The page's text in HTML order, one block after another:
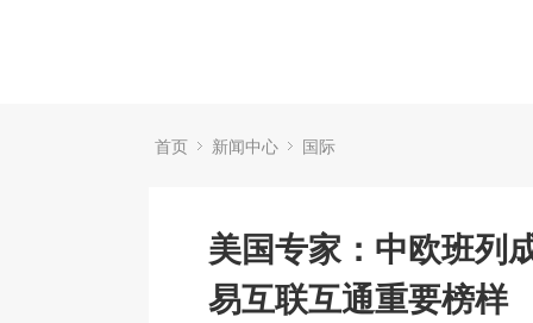
首页 新闻中心 国际
美国专家：中欧班列
易互联互通重要榜样